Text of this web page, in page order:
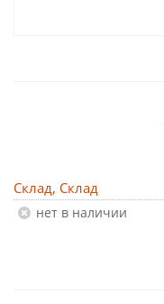
Склад, Склад
Нет в наличии